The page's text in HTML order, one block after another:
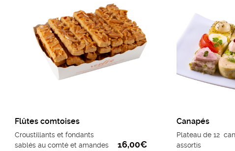
Flûtes comtoises
Croustillants et fondants
sablés au comté et amandes
16,00€
Canapés
Plateau de 12
assortis